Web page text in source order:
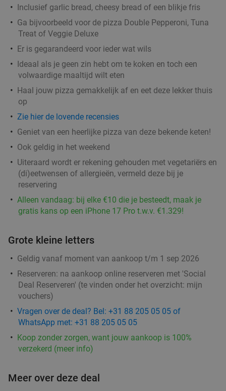
Verkocht: 27 Regulier €14,50
€9,25
14%
All-You-Can-Eat & Drink (2,5 uur) bij Lundi
Morgen Zo Di Wo
Do
Lundi Eindhoven
9.3star
Eindhoven
Verkocht: 550
€36,95
Waardebon voor gebak t.w.v. €25 voor
Godfried de Vocht De Echte Bakker
Vandaag Morgen Ma Di Wo
Do
Eindhoven
Verkocht: 929 Regulier €25
€11
Waardebon voor gebak t.w.v. €25 voor
Godfried de Vocht De Echte Bakker
Vandaag Morgen Ma Di Wo
Do
Godfried de Vocht De Echte Bakker
Inclusief garlic bread, cheesy bread of een blikje fris
Ga bijvoorbeeld voor de pizza Double Pepperoni, Tuna
Treat of Veggie Deluxe
Er is gegarandeerd voor ieder wat wils
Ideaal als je geen zin hebt om te koken en toch een
volwaardige maaltijd wilt eten
Haal jouw pizza gemakkelijk af en eet deze lekker thuis
op
Zie hier de lovende recensies
Geniet van een heerlijke pizza van deze bekende keten!
Ook geldig in het weekend
Uiteraard wordt er rekening gehouden met vegetariërs en
(di)eetwensen of allergieën, vermeld deze bij je
reservering
Alleen vandaag: bij elke €10 die je besteedt, maak je
gratis kans op een iPhone 17 Pro t.w.v. €1.329!
Grote kleine letters
Geldig vanaf moment van aankoop t/m 1 sep 2026
Reserveren: na aankoop online reserveren met 'Social
Deal Reserveren' (te vinden onder het overzicht: mijn
vouchers)
Vragen over de deal? Bel: +31 88 205 05 05 of
WhatsApp met: +31 88 205 05 05
Koop zonder zorgen, want jouw aankoop is 100%
verzekerd (meer info)
Meer over deze deal